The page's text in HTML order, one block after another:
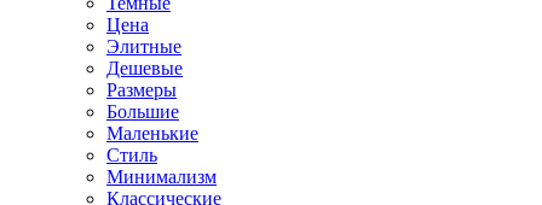
Цена
Элитные
Дешевые
Размеры
Большие
Маленькие
Стиль
Минимализм
Классические